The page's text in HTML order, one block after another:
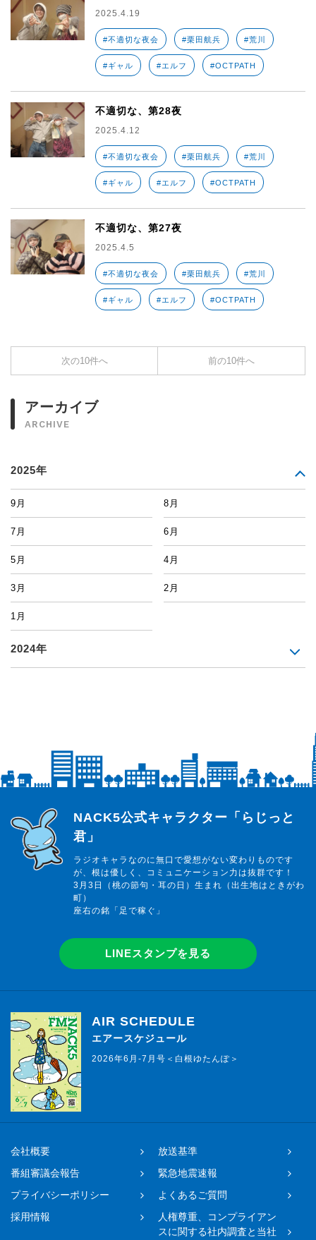
2025.4.19
#不適切な夜会 #栗田航兵 #荒川
#ギャル #エルフ #OCTPATH
不適切な、第28夜
2025.4.12
#不適切な夜会 #栗田航兵 #荒川
#ギャル #エルフ #OCTPATH
不適切な、第27夜
2025.4.5
#不適切な夜会 #栗田航兵 #荒川
#ギャル #エルフ #OCTPATH
次の10件へ 前の10件へ
アーカイブ
ARCHIVE
2025年
9月 8月
7月 6月
5月 4月
3月 2月
1月
2024年
らじっと君
NACK5公式キャラクター「らじっと
君」
ラジオキャラなのに無口で愛想がない変わりものです
が、根は優しく、コミュニケーション力は抜群です！
3月3日（桃の節句・耳の日）生まれ（出生地はときがわ
町）
座右の銘「足で稼ぐ」
LINEスタンプを見る
AIR SCHEDULE
エアースケジュール
2026年6月-7月号＜白根ゆたんぽ＞
会社概要
放送基準
番組審議会報告
緊急地震速報
プライバシーポリシー
よくあるご質問
採用情報
人権尊重、コンプライアン
スに関する社内調査と当社